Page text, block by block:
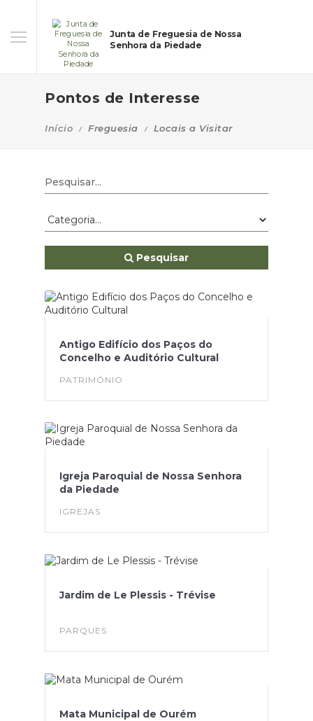
Junta de Freguesia de Nossa
Senhora da Piedade
Pontos de Interesse
Início Freguesia Locais a Visitar
Pesquisar
Antigo Edifício dos Paços do
Concelho e Auditório Cultural
PATRIMÓNIO
Igreja Paroquial de Nossa Senhora
da Piedade
IGREJAS
Jardim de Le Plessis - Trévise
PARQUES
Mata Municipal de Ourém